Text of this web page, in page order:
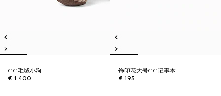
GG毛绒小狗
€ 1.400
饰印花大号GG记事本
€ 195